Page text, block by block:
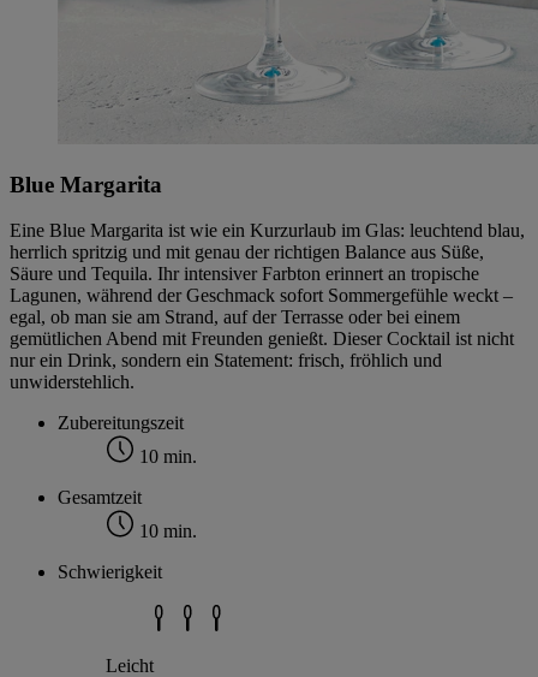
Blue Margarita
Eine Blue Margarita ist wie ein Kurzurlaub im Glas: leuchtend blau,
herrlich spritzig und mit genau der richtigen Balance aus Süße,
Säure und Tequila. Ihr intensiver Farbton erinnert an tropische
Lagunen, während der Geschmack sofort Sommergefühle weckt –
egal, ob man sie am Strand, auf der Terrasse oder bei einem
gemütlichen Abend mit Freunden genießt. Dieser Cocktail ist nicht
nur ein Drink, sondern ein Statement: frisch, fröhlich und
unwiderstehlich.
Zubereitungszeit
10 min.
Gesamtzeit
10 min.
Schwierigkeit
Leicht